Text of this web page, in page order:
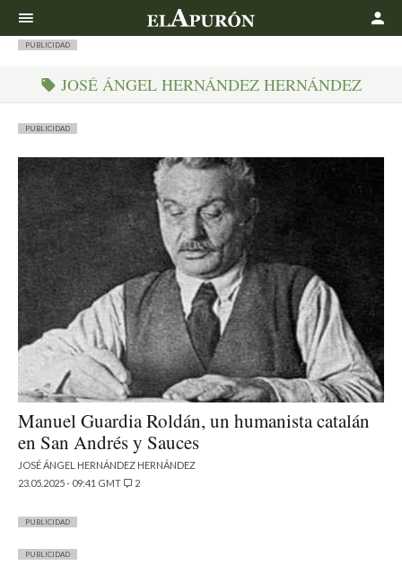
PUBLICIDAD
JOSÉ ÁNGEL HERNÁNDEZ HERNÁNDEZ
PUBLICIDAD
Manuel Guardia Roldán, un humanista catalán
en San Andrés y Sauces
JOSÉ ÁNGEL HERNÁNDEZ HERNÁNDEZ
23.05.2025 - 09:41 GMT
2
PUBLICIDAD
PUBLICIDAD